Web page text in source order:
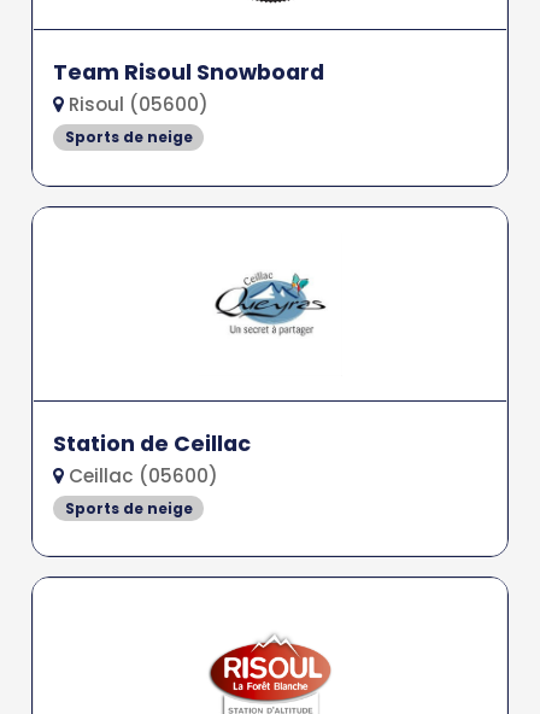
Team Risoul Snowboard
Risoul (05600)
Sports de neige
Station de Ceillac
Ceillac (05600)
Sports de neige